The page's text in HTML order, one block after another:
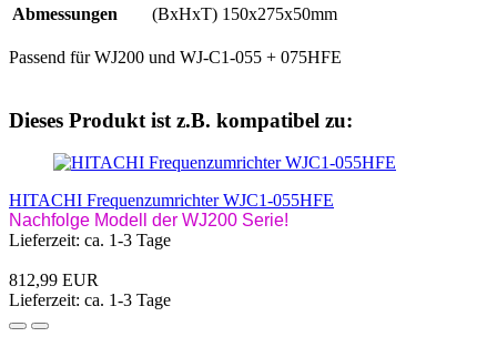
Abmessungen
(BxHxT) 150x275x50mm
Passend für WJ200 und WJ-C1-055 + 075HFE
Dieses Produkt ist z.B. kompatibel zu:
HITACHI Frequenzumrichter WJC1-055HFE
Nachfolge Modell der WJ200 Serie!
Lieferzeit: ca. 1-3 Tage
812,99 EUR
Lieferzeit: ca. 1-3 Tage